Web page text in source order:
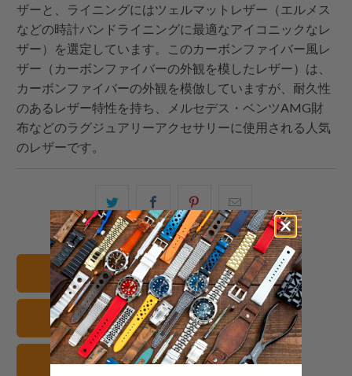
ザーと、ライニングにはツェルマットレザー（エルメス
などの時計バンドライニングに最適なアイコニックなレ
ザー）を選定しています。このカーボンファイバー風レ
ザー（カーボンファイバーの外観を模したレザー）は、
カーボンファイバーの外観を模倣していますが、耐久性
のあるレザー特性を持ち、メルセデス・ベンツAMG財
布などのラグジュアリーアクセサリーに使用される人気
のレザーです。
の
内
容
を
Twitter
で
共
有
Facebook
で
共
有
す
る
Pinterest
で
共
有
す
る
の
メ
ー
ル
を
友
達
に
すべてのバンドを見る
レザー 腕時計ストラップ
ブラック 腕時計ストラップ